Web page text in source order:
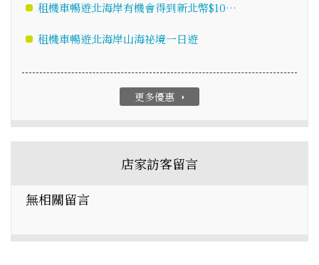
租機車暢遊北海岸有機會得到新北幣$10…
租機車暢遊北海岸山海祕境一日遊
更多優惠 arrow_right
店家訪客留言
無相關留言